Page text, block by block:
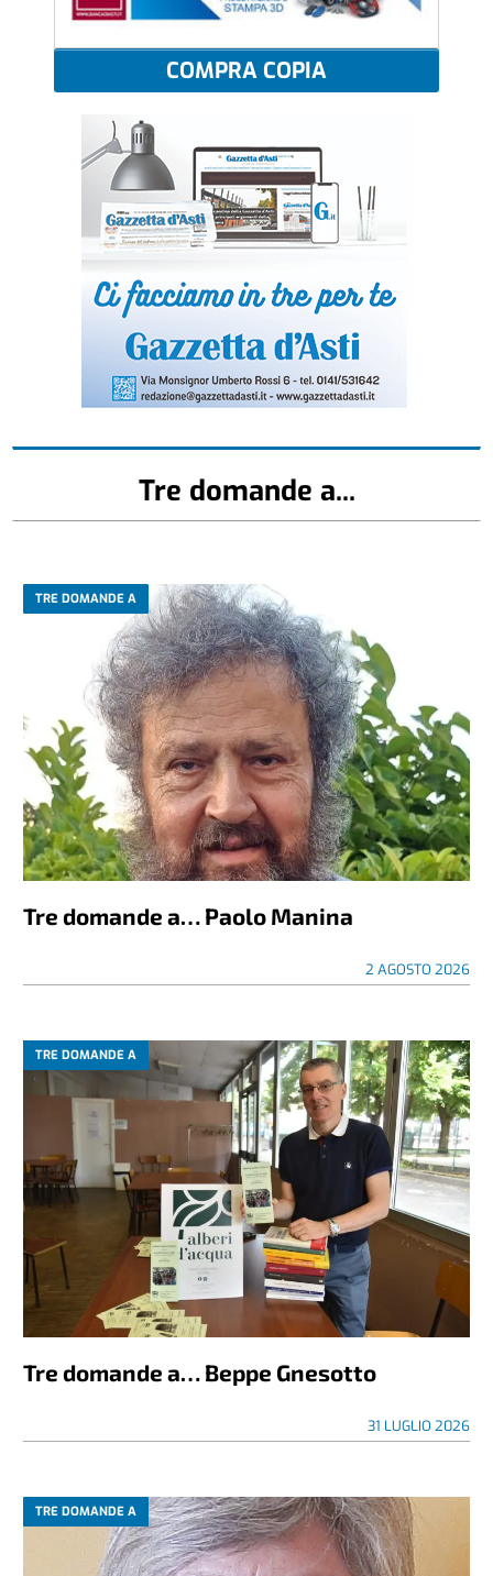
COMPRA COPIA
Tre domande a...
TRE DOMANDE A
Tre domande a… Paolo Manina
2 AGOSTO 2026
TRE DOMANDE A
Tre domande a… Beppe Gnesotto
31 LUGLIO 2026
TRE DOMANDE A